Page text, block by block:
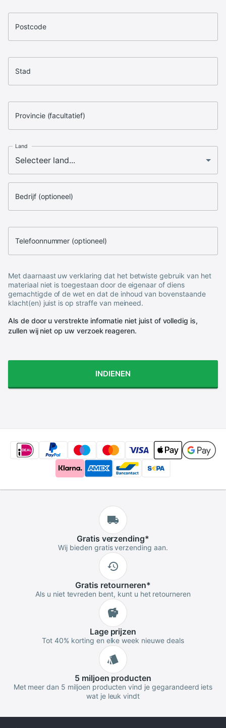
Postcode
Stad
Provincie (facultatief)
Land
Bedrijf (optioneel)
Telefoonnummer (optioneel)
Met daarnaast uw verklaring dat het betwiste gebruik van het
materiaal niet is toegestaan door de eigenaar of diens
gemachtigde of de wet en dat de inhoud van bovenstaande
klacht(en) juist is op straffe van meineed.
Als de door u verstrekte informatie niet juist of volledig is,
zullen wij niet op uw verzoek reageren.
INDIENEN
Gratis verzending*
Wij bieden gratis verzending aan.
Gratis retourneren*
Als u niet tevreden bent, kunt u het retourneren
Lageprijzen
Tot 40% korting en elke week nieuwe deals
5 miljoen producten
Met meer dan 5 miljoen producten vind je gegarandeerd iets
wat je leuk vindt